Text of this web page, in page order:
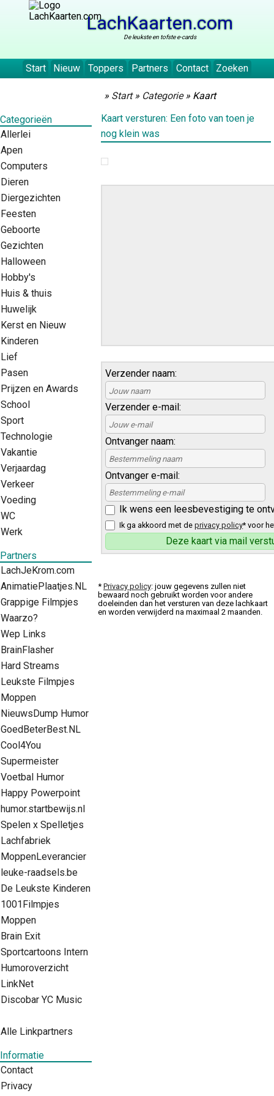
LachKaarten.com
De leukste en tofste e-cards
Start Nieuw Toppers Partners Contact Zoeken
Categorieën
Allerlei
Apen
Computers
Dieren
Diergezichten
Feesten
Geboorte
Gezichten
Halloween
Hobby's
Huis & thuis
Huwelijk
Kerst en Nieuw
Kinderen
Lief
Pasen
Prijzen en Awards
School
Sport
Technologie
Vakantie
Verjaardag
Verkeer
Voeding
WC
Werk
Partners
LachJeKrom.com
AnimatiePlaatjes.NL
Grappige Filmpjes
Waarzo?
Wep Links
BrainFlasher
Hard Streams
Leukste Filmpjes
Moppen
NieuwsDump Humor
GoedBeterBest.NL
Cool4You
Supermeister
Voetbal Humor
Happy Powerpoint
humor.startbewijs.nl
Spelen x Spelletjes
Lachfabriek
MoppenLeverancier
leuke-raadsels.be
De Leukste Kinderen
1001Filmpjes
Moppen
Brain Exit
Sportcartoons Intern
Humoroverzicht
LinkNet
Discobar YC Music
Alle Linkpartners
Informatie
Contact
Privacy
» Start» Categorie» Kaart
Kaart versturen: Een foto van toen je
nog klein was
Verzender naam:
Verzender e-mail:
Ontvanger naam:
Ontvanger e-mail:
Ik wens een leesbevestiging te
Ik ga akkoord met deprivacy policy* voor
* Privacy policy: jouw gegevens zullen niet
bewaard noch gebruikt worden voor andere
doeleinden dan het versturen van deze lachkaart
en worden verwijderd na maximaal 2 maanden.